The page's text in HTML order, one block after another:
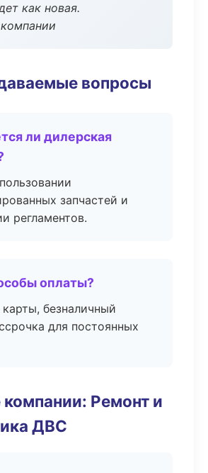
как новая.
вопросы
ли дилерская
запчастей и
регламентов.
оплаты?
безналичный
для постоянных
Ремонт и
ДВС